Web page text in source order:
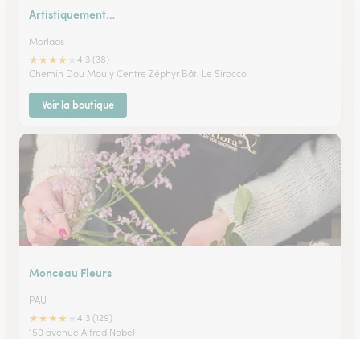
Artistiquement…
Morlaas
★★★★
4.3 (38)
Chemin Dou Mouly Centre Zéphyr Bât. Le Sirocco
Voir la boutique
Monceau Fleurs
PAU
★★★★
4.3 (129)
150 avenue Alfred Nobel